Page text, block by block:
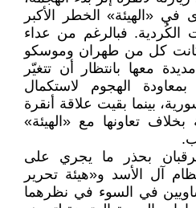
«الهيئة» الخطر الأكبر
الكُردية. فبالرغم من عداء
كل من طهران وموسكو
معها بانتظار أن تتغيّر
الهجوم لاستكمال
بينما بقيت علاقة أنقرة
بخلاف تعاونها مع «الهيئة»
بحذر ما يجري على
آل الأسد و«هيئة تحرير
في السوء في نظرهما